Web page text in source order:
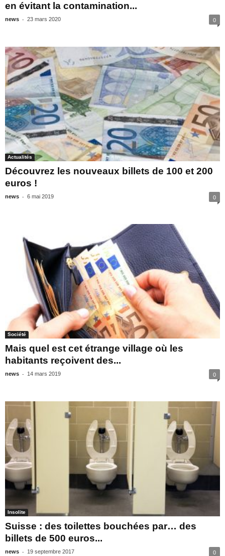
en évitant la contamination...
news - 23 mars 2020 0
Actualités
Découvrez les nouveaux billets de 100 et 200
euros !
news - 6 mai 2019 0
Société
Mais quel est cet étrange village où les
habitants reçoivent des...
news - 14 mars 2019 0
Insolite
Suisse : des toilettes bouchées par… des
billets de 500 euros...
news - 19 septembre 2017 0